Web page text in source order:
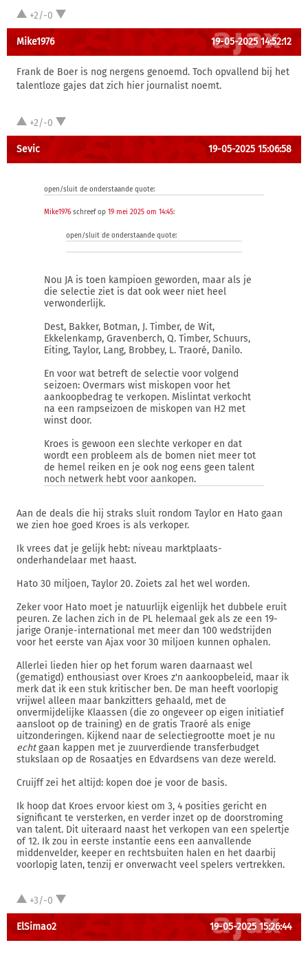
+2/-0
Mike1976 19-05-2025 14:52:12
Frank de Boer is nog nergens genoemd. Toch opvallend bij het
talentloze gajes dat zich hier journalist noemt.
+2/-0
Sevic 19-05-2025 15:06:58
open/sluit de onderstaande quote:
Mike1976 schreef op 19 mei 2025 om 14:45:
open/sluit de onderstaande quote:
Nou JA is toen kampioen geworden, maar als je
die selectie ziet is dat ook weer niet heel
verwonderlijk.
Dest, Bakker, Botman, J. Timber, de Wit,
Ekkelenkamp, Gravenberch, Q. Timber, Schuurs,
Eiting, Taylor, Lang, Brobbey, L. Traoré, Danilo.
En voor wat betreft de selectie voor volgend
seizoen: Overmars wist miskopen voor het
aankoopbedrag te verkopen. Mislintat verkocht
na een rampseizoen de miskopen van H2 met
winst door.
Kroes is gewoon een slechte verkoper en dat
wordt een probleem als de bomen niet meer tot
de hemel reiken en je ook nog eens geen talent
noch netwerk hebt voor aankopen.
Aan de deals die hij straks sluit rondom Taylor en Hato gaan
we zien hoe goed Kroes is als verkoper.
Ik vrees dat je gelijk hebt: niveau marktplaats-
onderhandelaar met haast.
Hato 30 miljoen, Taylor 20. Zoiets zal het wel worden.
Zeker voor Hato moet je natuurlijk eigenlijk het dubbele eruit
peuren. Ze lachen zich in de PL helemaal gek als ze een 19-
jarige Oranje-international met meer dan 100 wedstrijden
voor het eerste van Ajax voor 30 miljoen kunnen ophalen.
Allerlei lieden hier op het forum waren daarnaast wel
(gematigd) enthousiast over Kroes z'n aankoopbeleid, maar ik
merk dat ik een stuk kritischer ben. De man heeft voorlopig
vrijwel alleen maar bankzitters gehaald, met de
onvermijdelijke Klaassen (die zo ongeveer op eigen initiatief
aansloot op de training) en de gratis Traoré als enige
uitzonderingen. Kijkend naar de selectiegrootte moet je nu
echtgaan kappen met je zuurverdiende transferbudget
stukslaan op de Rosaatjes en Edvardsens van deze wereld.
Cruijff zei het altijd: kopen doe je voor de basis.
Ik hoop dat Kroes ervoor kiest om 3, 4 posities gericht en
significant te versterken, en verder inzet op de doorstroming
van talent. Dit uiteraard naast het verkopen van een spelertje
of 12. Ik zou in eerste instantie eens een aanvallende
middenvelder, keeper en rechtsbuiten halen en het daarbij
voorlopig laten, tenzij er onverwacht veel spelers vertrekken.
+3/-0
ElSimao2 19-05-2025 15:26:44